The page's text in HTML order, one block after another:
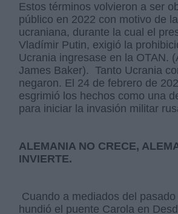
Estos términos volvieron a ser
público en 2022 con motivo de
ucraniana, durante la cual el
Vladímir Putin, exigió la
Ucrania ingresase en la OTAN.
James Baker). Tanto Ucrania
negaron. El 24 de febrero de
esgrimió los hechos como una
para iniciar la invasión militar
ALEMANIA NO CRECE,
INVIERTE.
Cuando a mediados del
hundió el puente Carola en